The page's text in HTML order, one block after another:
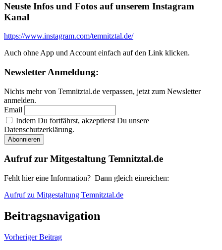
Neuste Infos und Fotos auf unserem Instagram
Kanal
https://www.instagram.com/temnitztal.de/
Auch ohne App und Account einfach auf den Link klicken.
Newsletter Anmeldung:
Nichts mehr von Temnitztal.de verpassen, jetzt zum Newsletter
anmelden.
Email
Indem Du fortfährst, akzeptierst Du unsere
Datenschutzerklärung.
Aufruf zur Mitgestaltung Temnitztal.de
Fehlt hier eine Information? Dann gleich einreichen:
Aufruf zu Mitgestaltung Temnitztal.de
Beitragsnavigation
Vorheriger Beitrag